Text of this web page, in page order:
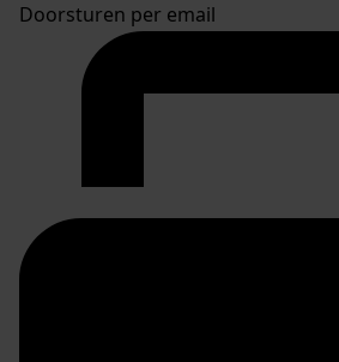
Doorsturen per email